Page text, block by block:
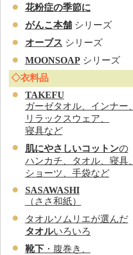
花粉症の季節に
がんこ本舗 シリーズ
オーブス シリーズ
MOONSOAP シリーズ
◇衣料品
TAKEFU
ガーゼタオル、インナー、
リラックスウェア、
寝具など
肌にやさしいコットンの
ハンカチ、タオル、寝具、
ショーツ、手袋など
SASAWASHI
（ささ和紙）
タオルソムリエが選んだ
タオルいろいろ
靴下・腹巻き、